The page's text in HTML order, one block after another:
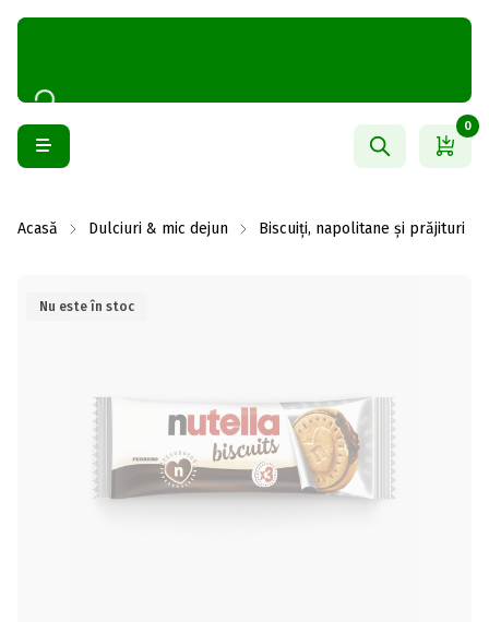
0
Acasă Dulciuri & mic dejun Biscuiți, napolitane și prăjituri
Nu este în stoc